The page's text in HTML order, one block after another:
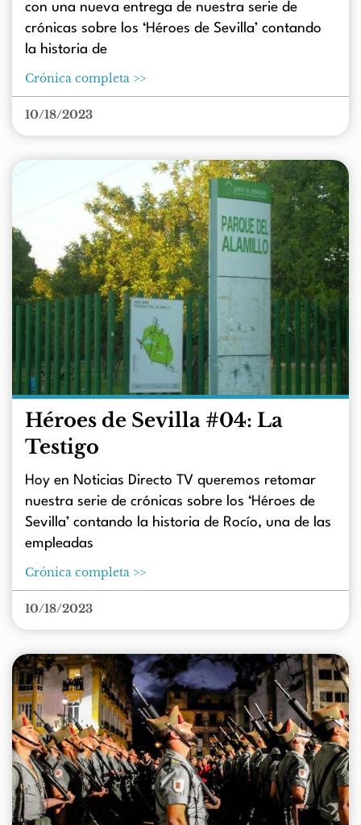
con una nueva entrega de nuestra serie de
crónicas sobre los ‘Héroes de Sevilla’ contando
la historia de
Crónica completa >>
10/18/2023
Héroes de Sevilla #04: La
Testigo
Hoy en Noticias Directo TV queremos retomar
nuestra serie de crónicas sobre los ‘Héroes de
Sevilla’ contando la historia de Rocío, una de las
empleadas
Crónica completa >>
10/18/2023